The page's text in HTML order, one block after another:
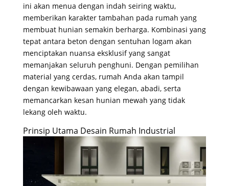
ini akan menua dengan indah seiring waktu,
memberikan karakter tambahan pada rumah yang
membuat hunian semakin berharga. Kombinasi yang
tepat antara beton dengan sentuhan logam akan
menciptakan nuansa eksklusif yang sangat
memanjakan seluruh penghuni. Dengan pemilihan
material yang cerdas, rumah Anda akan tampil
dengan kewibawaan yang elegan, abadi, serta
memancarkan kesan hunian mewah yang tidak
lekang oleh waktu.
Prinsip Utama Desain Rumah Industrial